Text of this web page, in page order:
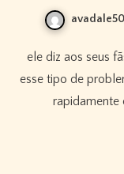
ele diz aos seus fãs que eles não estão familiarizados com
esse tipo de
rapidamente